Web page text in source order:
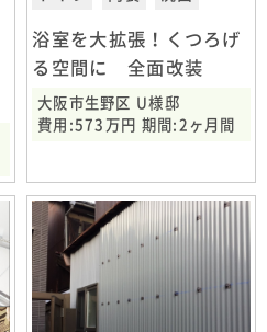
浴室を大拡張！くつろげ
る空間に 全面改装
大阪市生野区 U様邸
費用:573万円 期間:2ヶ月間